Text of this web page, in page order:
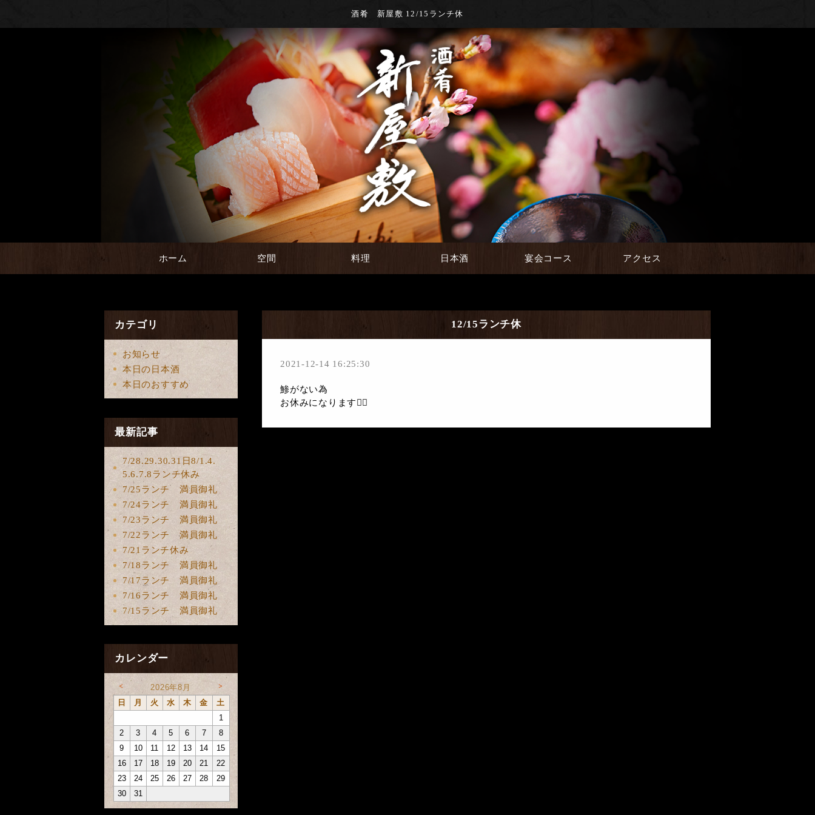
酒肴 新屋敷 12/15ランチ休
ホーム 空間 料理 日本酒 宴会コース アクセス
カテゴリ
お知らせ
本日の日本酒
本日のおすすめ
最新記事
7/28.29.30.31日8/1.4.
5.6.7.8ランチ休み
7/25ランチ 満員御礼
7/24ランチ 満員御礼
7/23ランチ 満員御礼
7/22ランチ 満員御礼
7/21ランチ休み
7/18ランチ 満員御礼
7/17ランチ 満員御礼
7/16ランチ 満員御礼
7/15ランチ 満員御礼
カレンダー
< 2026年8月 >
日 月 火 水 木 金
土
1
2
3 4 5 6 7
8
9
10 11 12 13 14
15
16
17 18 19 20 21
22
23
24 25 26 27 28
29
30
31
12/15ランチ休
2021-12-14 16:25:30
鯵がない為
お休みになります🙇‍♀️